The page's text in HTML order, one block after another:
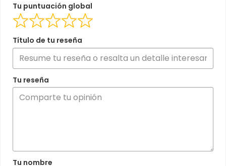
Tu puntuación global
Título de tu reseña
Tu reseña
Tu nombre